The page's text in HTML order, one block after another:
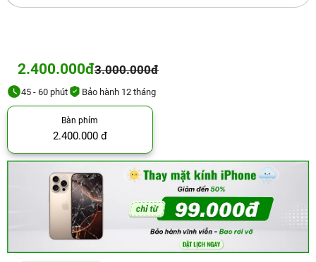
2.400.000đ3.000.000đ
45 - 60 phút Bảo hành 12 tháng
Bàn phím
2.400.000 đ